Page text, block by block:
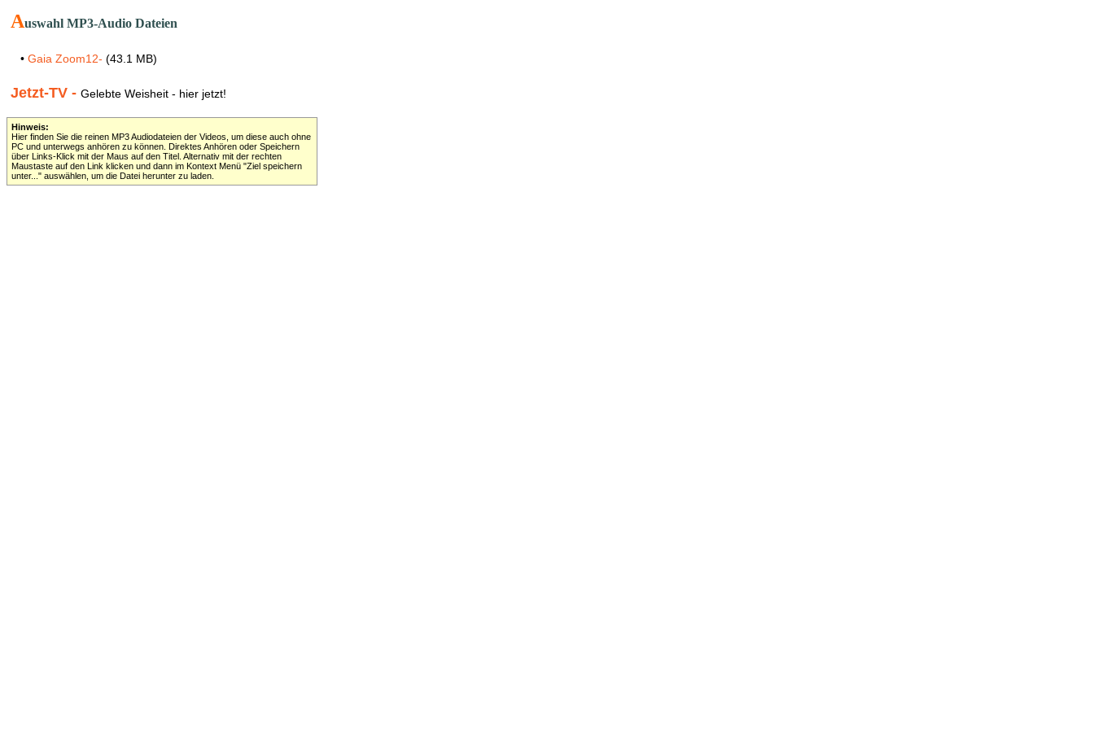
Auswahl MP3-Audio Dateien
• Gaia Zoom12- (43.1 MB)
Jetzt-TV - Gelebte Weisheit - hier jetzt!
Hinweis:
Hier finden Sie die reinen MP3 Audiodateien der Videos, um diese auch ohne
PC und unterwegs anhören zu können. Direktes Anhören oder Speichern
über Links-Klick mit der Maus auf den Titel. Alternativ mit der rechten
Maustaste auf den Link klicken und dann im Kontext Menü "Ziel speichern
unter..." auswählen, um die Datei herunter zu laden.